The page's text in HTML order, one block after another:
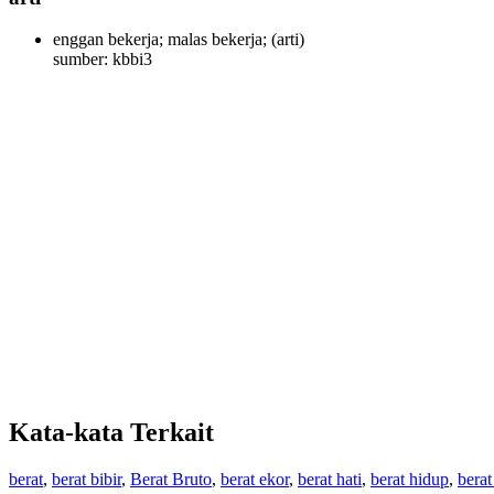
enggan bekerja; malas bekerja; (arti)
sumber: kbbi3
Kata-kata Terkait
berat, berat bibir, Berat Bruto, berat ekor, berat hati, berat hidup,